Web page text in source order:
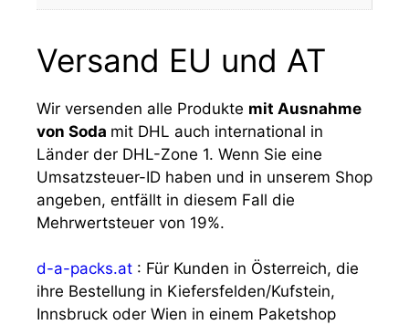
Versand EU und AT
Wir versenden alle Produkte mit Ausnahme
von Soda mit DHL auch international in
Länder der DHL-Zone 1. Wenn Sie eine
Umsatzsteuer-ID haben und in unserem Shop
angeben, entfällt in diesem Fall die
Mehrwertsteuer von 19%.
d-a-packs.at : Für Kunden in Österreich, die
ihre Bestellung in Kiefersfelden/Kufstein,
Innsbruck oder Wien in einem Paketshop